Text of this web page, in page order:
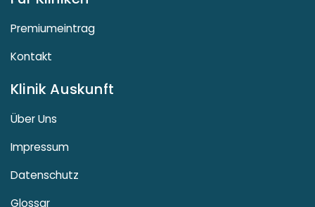
Premiumeintrag
Kontakt
Klinik Auskunft
Über Uns
Impressum
Datenschutz
Glossar